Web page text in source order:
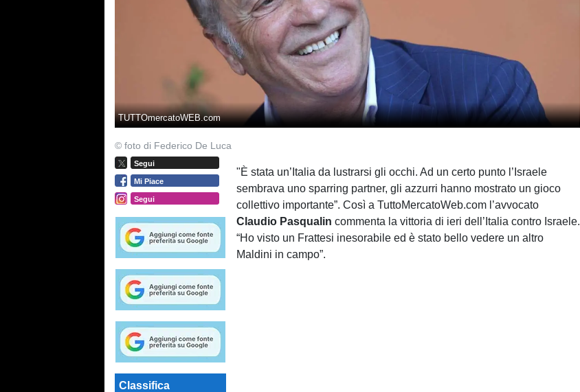
TUTTOmercatoWEB.com
© foto di Federico De Luca
Segui
Mi Piace
Segui
Classifica
"È stata un’Italia da lustrarsi gli occhi. Ad un certo punto l’Israele
sembrava uno sparring partner, gli azzurri hanno mostrato un gioco
collettivo importante”. Così a TuttoMercatoWeb.com l’avvocato
Claudio Pasqualin commenta la vittoria di ieri dell’Italia contro Israele.
“Ho visto un Frattesi inesorabile ed è stato bello vedere un altro
Maldini in campo”.